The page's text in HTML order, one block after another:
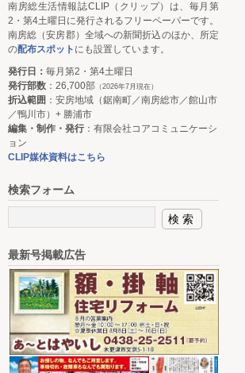
南房総生活情報誌CLIP（クリップ）は、毎月第
2・第4土曜日に発行されるフリーペーパーです。
南房総（安房郡）全域への新聞折込のほか、所定
の配布スポット にも設置しています。
発行日： 毎月第2・第4土曜日
発行部数 ：26,700部 （2026年7月現在）
折込範囲 ：安房地域（鋸南町／南房総市／館山市
／鴨川市）+ 勝浦市
編集・制作・発行：有限会社コアコミュニケーシ
ョン
CLIP媒体資料はこちら
検索フォーム
最新号掲載広告